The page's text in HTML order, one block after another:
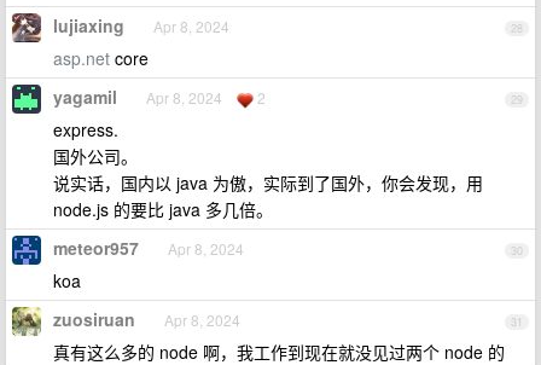
28
lujiaxing Apr 8, 2024
asp.net core
29
yagamil Apr 8, 2024 2
express.
国外公司。
说实话，国内以 java 为傲，实际到了国外，你会发现，用
node.js 的要比 java 多几倍。
30
meteor957 Apr 8, 2024
koa
31
zuosiruan Apr 8, 2024
真有这么多的 node 啊，我工作到现在就没见过两个 node 的